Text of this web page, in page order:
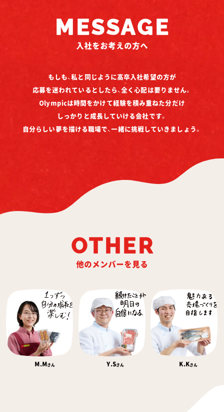
MESSAGE
入社をお考えの方へ
もしも、私と同じように高卒入社希望の方が
応募を迷われているとしたら、全く心配は要りません。
Olympicは時間をかけて経験を積み重ねた分だけ
しっかりと成長していける会社です。
自分らしい夢を描ける職場で、一緒に挑戦していきましょう。
OTHER
他のメンバーを見る
M.Mさん Y.Sさん K.Kさん